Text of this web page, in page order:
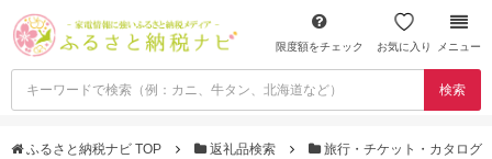
限度額をチェック お気に入り メニュー
検索
ふるさと納税ナビ TOP 返礼品検索 旅行・チケット・カタログ